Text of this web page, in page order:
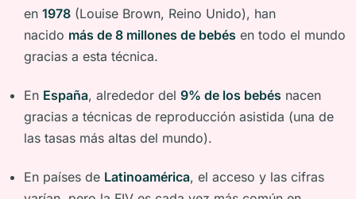
en 1978(Louise Brown, Reino Unido), han
nacido más de 8 millones de bebésen todo el mundo
gracias a esta técnica.
En España, alrededor del 9% de los bebésnacen
gracias a técnicas de reproducción asistida (una de
las tasas más altas del mundo).
En países de Latinoamérica, el acceso y las cifras